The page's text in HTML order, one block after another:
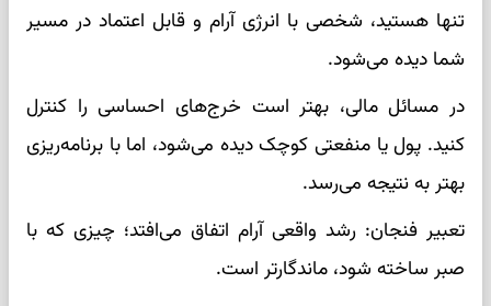
تنها هستید، شخصی با انرژی آرام و قابل اعتماد در مسیر
شما دیده می‌شود.
در مسائل مالی، بهتر است خرج‌های احساسی را کنترل
کنید. پول یا منفعتی کوچک دیده می‌شود، اما با برنامه‌ریزی
بهتر به نتیجه می‌رسد.
تعبیر فنجان: رشد واقعی آرام اتفاق می‌افتد؛ چیزی که با
صبر ساخته شود، ماندگارتر است.